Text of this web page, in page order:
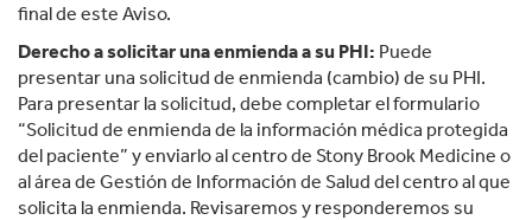
final de este Aviso.
Derecho a solicitar una enmienda a su PHI: Puede
presentar una solicitud de enmienda (cambio) de su PHI.
Para presentar la solicitud, debe completar el formulario
“Solicitud de enmienda de la información médica protegida
del paciente” y enviarlo al centro de Stony Brook Medicine o
al área de Gestión de Información de Salud del centro al que
solicita la enmienda. Revisaremos y responderemos su